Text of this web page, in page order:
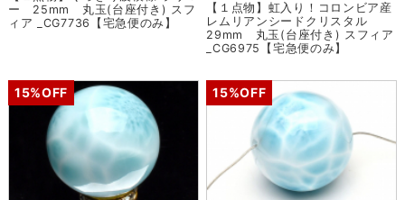
ー 25mm 丸玉(台座付き) スフ
ィア _CG7736【宅急便のみ】
【１点物】虹入り！コロンビア産
レムリアンシードクリスタル
29mm 丸玉(台座付き) スフィア
_CG6975【宅急便のみ】
15%OFF 15%OFF